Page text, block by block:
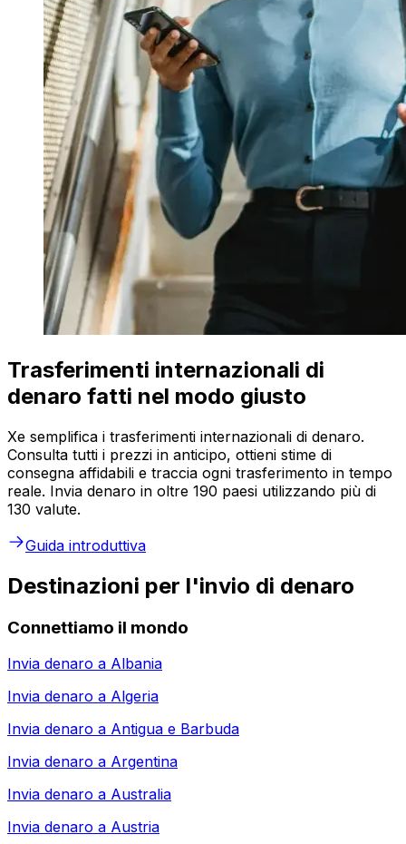
Trasferimenti internazionali di
denaro fatti nel modo giusto
Xe semplifica i trasferimenti internazionali di denaro.
Consulta tutti i prezzi in anticipo, ottieni stime di
consegna affidabili e traccia ogni trasferimento in tempo
reale. Invia denaro in oltre 190 paesi utilizzando più di
130 valute.
Guida introduttiva
Destinazioni per l'invio di denaro
Connettiamo il mondo
Invia denaro a Albania
Invia denaro a Algeria
Invia denaro a Antigua e Barbuda
Invia denaro a Argentina
Invia denaro a Australia
Invia denaro a Austria